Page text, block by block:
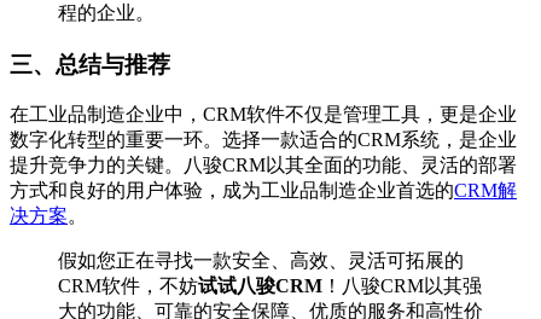
程的企业。
三、总结与推荐
在工业品制造企业中，CRM软件不仅是管理工具，更是企业
数字化转型的重要一环。选择一款适合的CRM系统，是企业
提升竞争力的关键。八骏CRM以其全面的功能、灵活的部署
方式和良好的用户体验，成为工业品制造企业首选的CRM解
决方案。
假如您正在寻找一款安全、高效、灵活可拓展的
CRM软件，不妨试试八骏CRM ！八骏CRM以其强
大的功能、可靠的安全保障、优质的服务和高性价